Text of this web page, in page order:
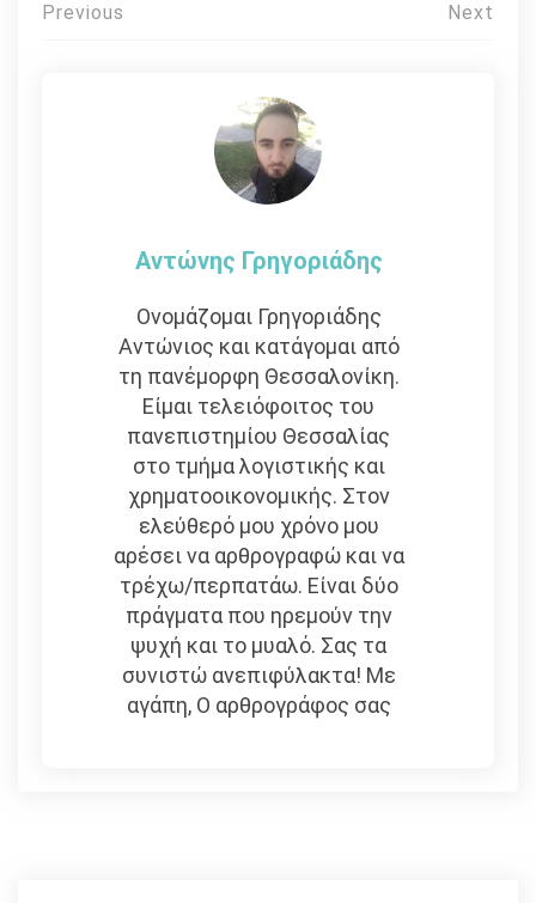
Πλοήγηση
Previous Next
Αντώνης Γρηγοριάδης
Ονομάζομαι Γρηγοριάδης
Αντώνιος και κατάγομαι από
τη πανέμορφη Θεσσαλονίκη.
Είμαι τελειόφοιτος του
πανεπιστημίου Θεσσαλίας
στο τμήμα λογιστικής και
χρηματοοικονομικής. Στον
ελεύθερό μου χρόνο μου
αρέσει να αρθρογραφώ και να
τρέχω/περπατάω. Είναι δύο
πράγματα που ηρεμούν την
ψυχή και το μυαλό. Σας τα
συνιστώ ανεπιφύλακτα! Με
αγάπη, Ο αρθρογράφος σας